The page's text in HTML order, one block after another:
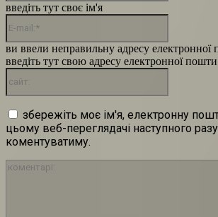
введіть тут своє ім'я
ви ввели неправильну адресу електронної
введіть тут свою адресу електронної пошти
збережіть моє ім'я, електронну
цьому веб-переглядачі наступного
коментуватиму.